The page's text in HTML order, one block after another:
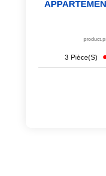
3 Pièce(s)